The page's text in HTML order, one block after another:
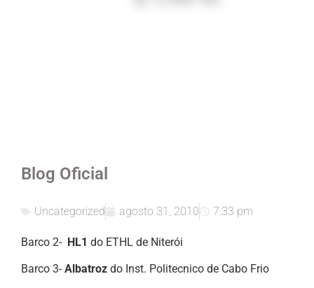
Blog Oficial
Uncategorized agosto 31, 2010 7:33 pm
Barco 2- HL1 do ETHL de Niterói
Barco 3- Albatroz do Inst. Politecnico de Cabo Frio